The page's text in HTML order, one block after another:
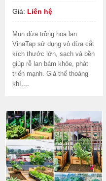
Giá: Liên hệ
Mụn dừa trồng hoa lan
VinaTap sử dụng vỏ dừa cắt
kích thước lớn, sạch và bền
giúp rễ lan bám khỏe, phát
triển mạnh. Giá thể thoáng
khí,...